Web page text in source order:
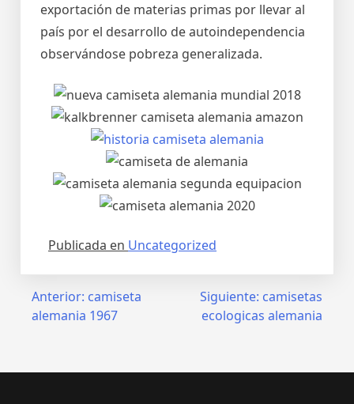
exportación de materias primas por llevar al
país por el desarrollo de autoindependencia
observándose pobreza generalizada.
Publicada en Uncategorized
Navegación
Anterior: camiseta
alemania 1967
Siguiente: camisetas
ecologicas alemania